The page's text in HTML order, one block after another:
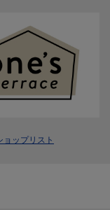
ョップリスト